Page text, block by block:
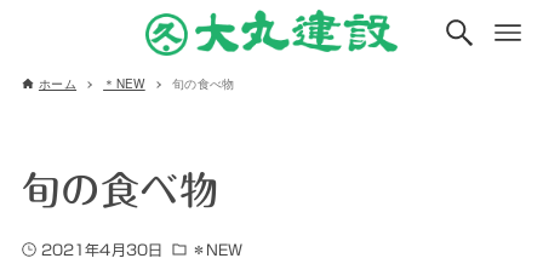
ホーム ＊NEW 旬の食べ物
旬の食べ物
2021年4月30日 ＊NEW